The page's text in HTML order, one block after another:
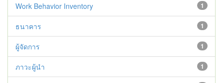
1
Work Behavior Inventory
1
ธนาคาร
1
ผู้จัดการ
1
ภาวะผู้นำ